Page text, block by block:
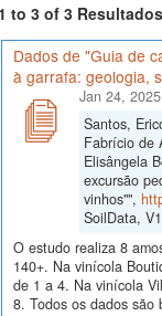
to 3 of 3 Resultados
Dados de "Guia de
à garrafa: geologia,
Jan 24, 2025
Santos,
Fabrício de
Elisângela
excursão
vinhos"",
SoilData, V1
O estudo realiza 8
140+. Na vinícola
de 1 a 4. Na vinícola
8. Todos os dados são